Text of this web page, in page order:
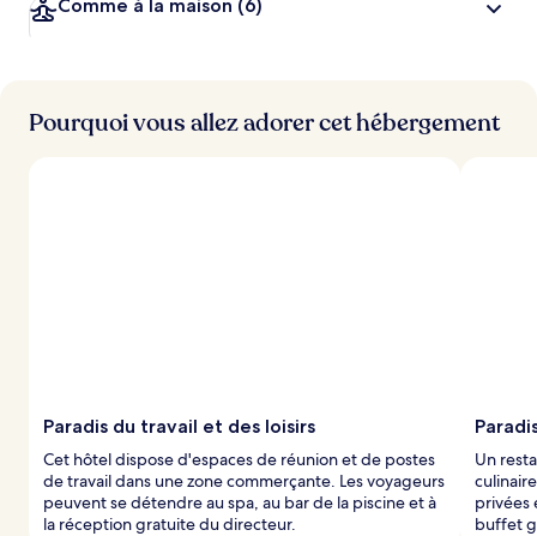
Comme à la maison (6)
Pourquoi vous allez adorer cet hébergement
Paradis du travail et des loisirs
Cet hôtel dispose d'espaces de réunion et de postes
de travail dans une zone commerçante. Les voyageurs
peuvent se détendre au spa, au bar de la piscine et à
la réception gratuite du directeur.
Un
privées
buffet